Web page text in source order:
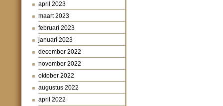
april 2023
maart 2023
februari 2023
januari 2023
december 2022
november 2022
oktober 2022
augustus 2022
april 2022